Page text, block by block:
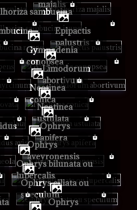
majalis
Epipactis
palustris
Gymnadenia
conopsea
Limodorum
abortivum
Neotinea
conica
Neotinea
ustulata
Ophrys
apifera
Ophrys
aveyronensis
Ophrys bilunata ou
lupercalis
Ophrys ciliata ou
speculum
Ophrys